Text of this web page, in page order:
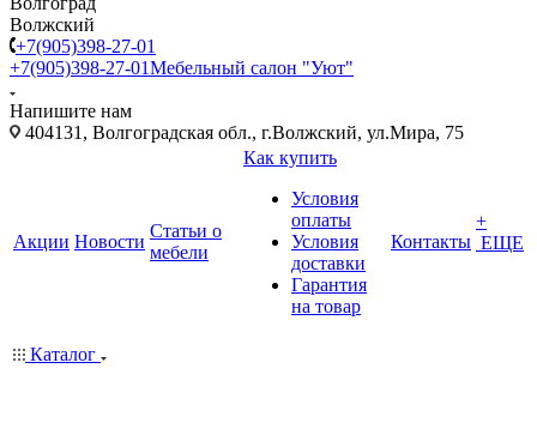
Волжский
+7(905)398-27-01
+7(905)398-27-01Мебельный салон "Уют"
Напишите нам
404131, Волгоградская обл., г.Волжский, ул.Мира, 75
Акции Новости
Статьи о
мебели
Как купить
Условия
оплаты
Условия
доставки
Гарантия
на товар
Контакты
+
ЕЩЕ
Каталог